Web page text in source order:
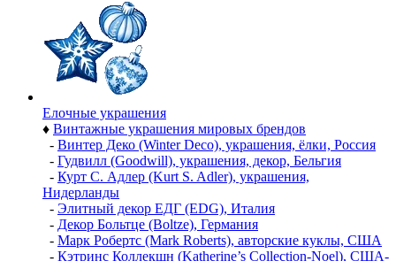
Елочные украшения
♦ Винтажные украшения мировых брендов
- Винтер Деко (Winter Deco), украшения, ёлки, Россия
- Гудвилл (Goodwill), украшения, декор, Бельгия
- Курт С. Адлер (Kurt S. Adler), украшения,
Нидерланды
- Элитный декор ЕДГ (EDG), Италия
- Декор Больтце (Boltze), Германия
- Марк Робертс (Mark Roberts), авторские куклы, США
- Кэтринс Коллекшн (Katherine’s Collection-Noel), США-